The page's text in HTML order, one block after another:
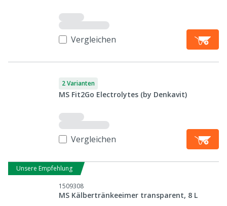
Vergleichen
2 Varianten
MS Fit2Go Electrolytes (by Denkavit)
Vergleichen
Unsere Empfehlung
1509308
MS Kälbertränkeeimer transparent, 8 L